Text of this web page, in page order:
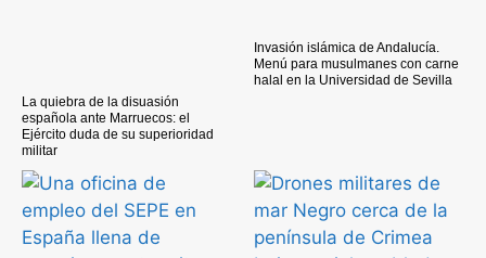
La quiebra de la disuasión
española ante Marruecos: el
Ejército duda de su superioridad
militar
Invasión islámica de Andalucía.
Menú para musulmanes con carne
halal en la Universidad de Sevilla